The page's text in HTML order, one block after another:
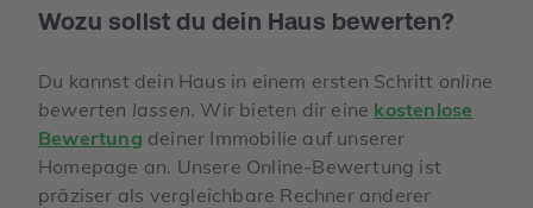
Wozu sollst du dein Haus bewerten?
Du kannst dein Haus in einem ersten Schritt online
bewerten lassen. Wir bieten dir eine kostenlose
Bewertung deiner Immobilie auf unserer
Homepage an. Unsere Online-Bewertung ist
präziser als vergleichbare Rechner anderer